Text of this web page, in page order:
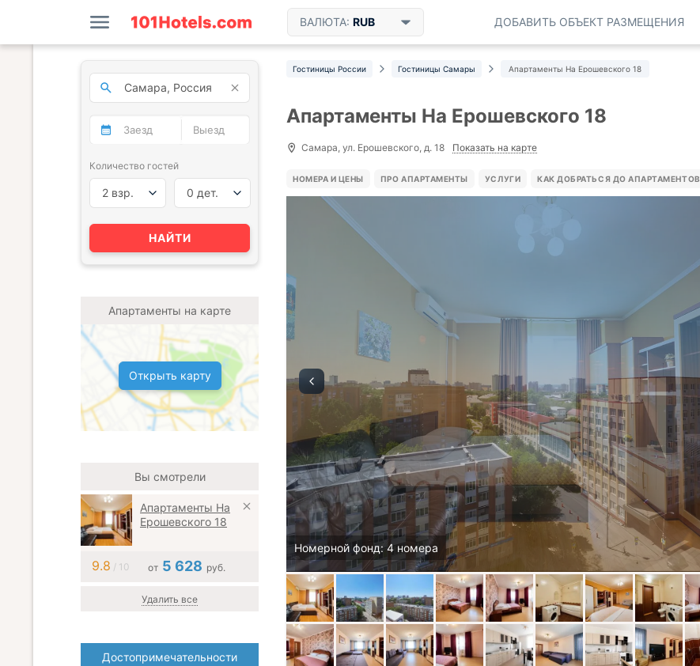
ВАЛЮТА: RUB ДОБАВИТЬ ОБЪЕКТ РАЗМЕЩЕНИЯ
Гостиницы России Гостиницы Самары Апартаменты На Ерошевского 18
Апартаменты На Ерошевского 18
Самара, ул. Ерошевского, д. 18 Показать на карте
НОМЕРА И ЦЕНЫ ПРО АПАРТАМЕНТЫ УСЛУГИ КАК ДОБРАТЬСЯ ДО АПАРТАМЕНТОВ
Номерной фонд: 4 номера
Количество гостей
2 взр. 0 дет.
НАЙТИ
Апартаменты на карте
Открыть карту
Вы смотрели
Апартаменты На
Ерошевского 18
9.8 / 10 от 5 628 руб.
Удалить все
Достопримечательности